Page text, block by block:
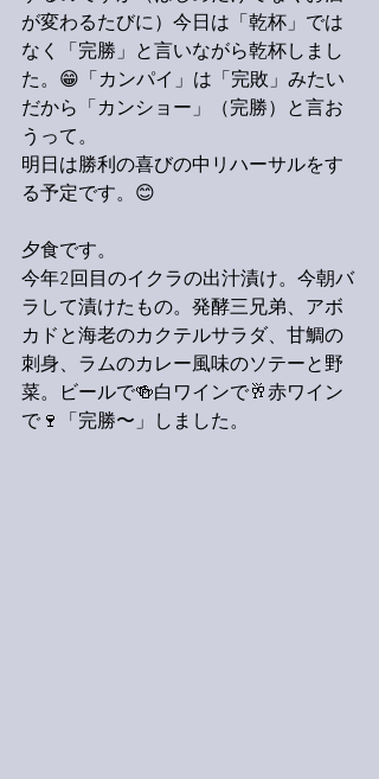
が変わるたびに）今日は「乾杯」では
なく「完勝」と言いながら乾杯しまし
た。😁「カンパイ」は「完敗」みたい
だから「カンショー」（完勝）と言お
うって。
明日は勝利の喜びの中リハーサルをす
る予定です。😊
夕食です。
今年2回目のイクラの出汁漬け。今朝バ
ラして漬けたもの。発酵三兄弟、アボ
カドと海老のカクテルサラダ、甘鯛の
刺身、ラムのカレー風味のソテーと野
菜。ビールで🍻白ワインで🥂赤ワイン
で🍷「完勝〜」しました。